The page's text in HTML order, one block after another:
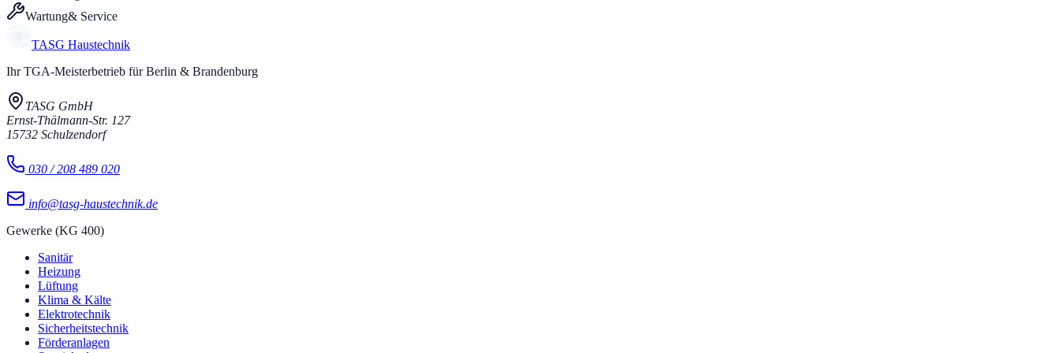
Wartung& Service
TASG Haustechnik
Ihr TGA-Meisterbetrieb für Berlin & Brandenburg
TASG GmbH
Ernst-Thälmann-Str. 127
15732 Schulzendorf
030 / 208 489 020
info@tasg-haustechnik.de
Gewerke (KG 400)
Sanitär
Heizung
Lüftung
Klima & Kälte
Elektrotechnik
Sicherheitstechnik
Förderanlagen